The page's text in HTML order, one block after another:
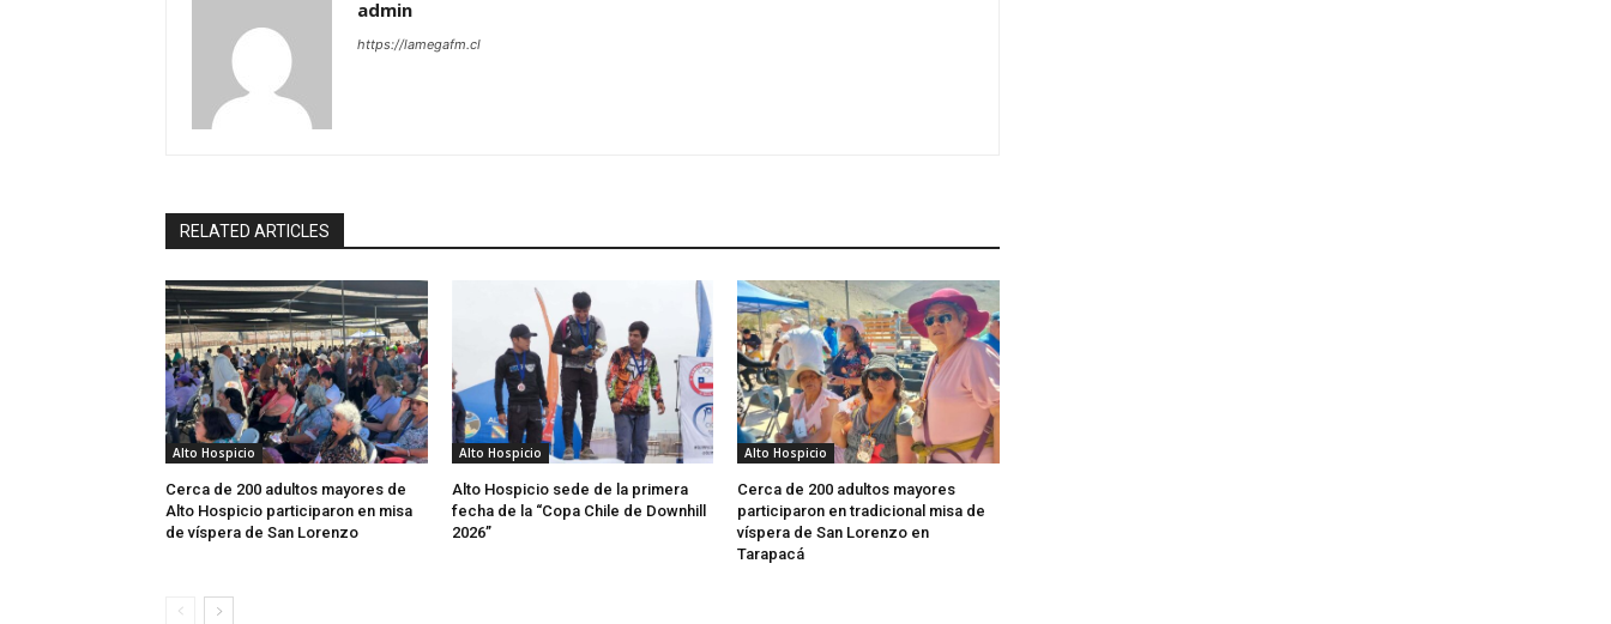
admin
https://lamegafm.cl
RELATED ARTICLES
Alto Hospicio
Cerca de 200 adultos mayores de
Alto Hospicio participaron en misa
de víspera de San Lorenzo
Alto Hospicio
Alto Hospicio sede de la primera
fecha de la “Copa Chile de Downhill
2026”
Alto Hospicio
Cerca de 200 adultos mayores
participaron en tradicional misa de
víspera de San Lorenzo en
Tarapacá